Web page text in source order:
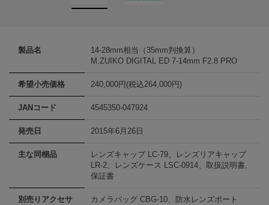
製品名
14-28mm相当（35mm判換算）
M.ZUIKO DIGITAL ED 7-14mm F2.8 PRO
希望小売価格 240,000円(税込264,000円)
JANコード 4545350-047924
発売日 2015年6月26日
主な同梱品
レンズキャップ LC-79、レンズリアキャップ
LR-2、レンズケース LSC-0914、取扱説明書,
保証書
別売りアクセサ
カメラバッグ CBG-10、防水レンズポート